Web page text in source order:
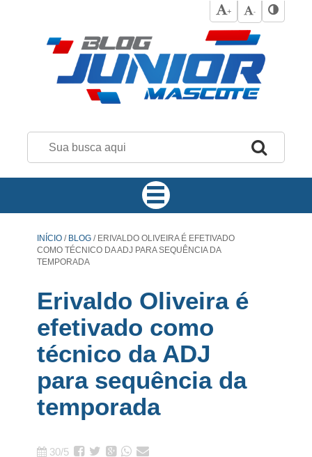
+ -
INÍCIO / BLOG /ERIVALDO OLIVEIRA É EFETIVADO
COMO TÉCNICO DA ADJ PARA SEQUÊNCIA DA
TEMPORADA
Erivaldo Oliveira é
efetivado como
técnico da ADJ
para sequência da
temporada
30/5